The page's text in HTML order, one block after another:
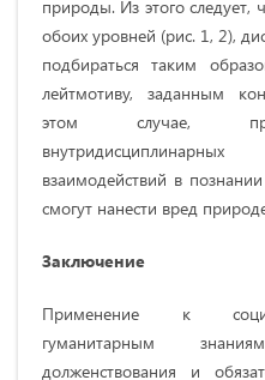
природы. Из этого
обоих уровней (рис. 1, 2),
подбираться таким
лейтмотиву, заданным
этом случае,
взаимодействий в
смогут нанести вред
Заключение
Применение к
гуманитарным
долженствования и